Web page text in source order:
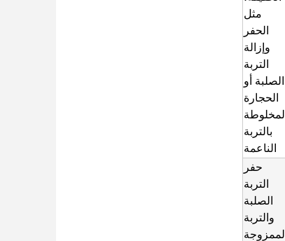
مثل
الحفر
وإزالة
التربة
الصلبة أو
الحجارة
المخلوطة
بالتربة
الناعمة
حفر
التربة
الصلبة
والتربة
الممزوجة